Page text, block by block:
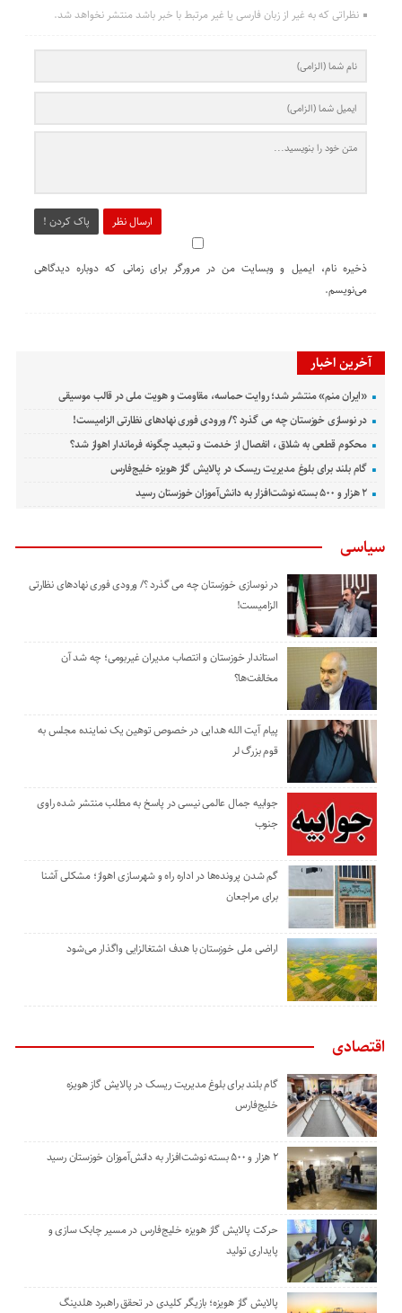
نظراتی که به غیر از زبان فارسی یا غیر مرتبط با خبر باشد منتشر نخواهد شد.
ارسال نظر پاک کردن !
ذخیره نام، ایمیل و وبسایت من در مرورگر برای زمانی که دوباره دیدگاهی
می‌نویسم.
آخرین اخبار
«ایران منم» منتشر شد؛ روایت حماسه، مقاومت و هویت ملی در قالب موسیقی
در نوسازی خوزستان چه می گذرد ؟/ ورودی فوری نهادهای نظارتی الزامیست!
محکوم قطعی به شلاق ، انفصال از خدمت و تبعید چگونه فرماندار اهواز شد؟
گام بلند برای بلوغ مدیریت ریسک در پالایش گاز هویزه خلیج‌فارس
۲ هزار و ۵۰۰ بسته نوشت‌افزار به دانش‌آموزان خوزستان رسید
سیاسی
در نوسازی خوزستان چه می گذرد ؟/ ورودی فوری نهادهای نظارتی
الزامیست!
استاندار خوزستان و انتصاب مدیران غیربومی؛ چه شد آن
مخالفت‌ها؟
پیام آیت الله هدایی در خصوص توهین یک نماینده مجلس به
قوم بزرگ لر
جوابیه جمال عالمی نیسی در پاسخ به مطلب منتشر شده راوی
جنوب
گم شدن پرونده‌ها در اداره راه و شهرسازی اهواز؛ مشکلی آشنا
برای مراجعان
اراضی ملی خوزستان با هدف اشتغالزایی واگذار می‌شود
اقتصادی
گام بلند برای بلوغ مدیریت ریسک در پالایش گاز هویزه
خلیج‌فارس
۲ هزار و ۵۰۰ بسته نوشت‌افزار به دانش‌آموزان خوزستان رسید
حرکت پالایش گاز هویزه خلیج‌فارس در مسیر چابک سازی و
پایداری تولید
پالایش گاز هویزه؛ بازیگر کلیدی در تحقق راهبرد هلدینگ